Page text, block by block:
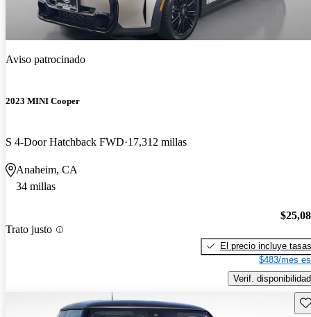
Aviso patrocinado
2023 MINI Cooper
S 4-Door Hatchback FWD 17,312 millas
Anaheim, CA
34 millas
Trato justo
El precio incluye tasas
$483/mes
Verif. disponibilidad